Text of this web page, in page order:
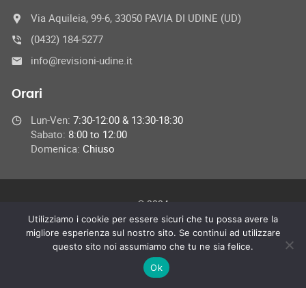
Via Aquileia, 99-6, 33050 PAVIA DI UDINE (UD)
(0432) 184-5277
info@revisioni-udine.it
Orari
Lun-Ven: 7:30-12:00 & 13:30-18:30
Sabato: 8:00 to 12:00
Domenica: Chiuso
© 2024
Tutti i diritti riservati Revisioni-Udine.it
Utilizziamo i cookie per essere sicuri che tu possa avere la
migliore esperienza sul nostro sito. Se continui ad utilizzare
questo sito noi assumiamo che tu ne sia felice.
Ok